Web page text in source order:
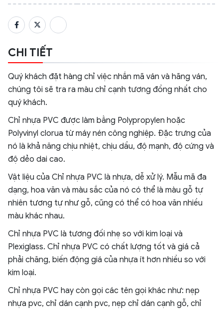
CHI TIẾT
Quý khách đặt hàng chỉ việc nhắn mã ván và hãng ván,
chúng tôi sẽ tra ra màu chỉ cạnh tương đồng nhất cho
quý khách.
Chỉ nhựa PVC được làm bằng Polypropylen hoặc
Polyvinyl clorua từ máy nén công nghiệp. Đặc trưng của
nó là khả năng chịu nhiệt, chịu dầu, độ mạnh, độ cứng và
độ dẻo dai cao.
Vật liệu của Chỉ nhựa PVC là nhựa, dễ xử lý. Mẫu mã đa
dạng, hoa văn và màu sắc của nó có thể là màu gỗ tự
nhiên tương tự như gỗ, cũng có thể có hoa văn nhiều
màu khác nhau.
Chỉ nhựa PVC là tương đối nhẹ so với kim loại và
Plexiglass. Chỉ nhựa PVC có chất lượng tốt và giá cả
phải chăng, biến động giá của nhựa ít hơn nhiều so với
kim loại.
Chỉ nhựa PVC hay còn gọi các tên gọi khác như: nẹp
nhựa pvc, chỉ dán cạnh pvc, nẹp chỉ dán cạnh gỗ, chỉ